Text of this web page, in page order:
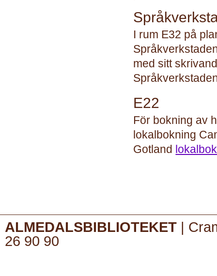
I rum E32 på
med sitt
E22
För bokning av
lokalbokning
Gotland
ALMEDALSBIBLIOTEKET |
26 90 90